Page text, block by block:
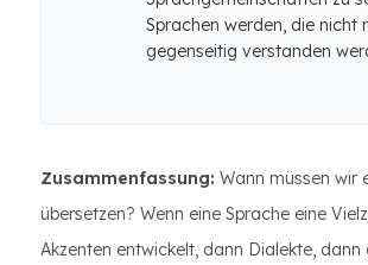
Sprachen werden, die nicht
gegenseitig verstanden
Zusammenfassung: Wann müssen wir
übersetzen? Wenn eine Sprache eine
Akzenten entwickelt, dann Dialekte, dann